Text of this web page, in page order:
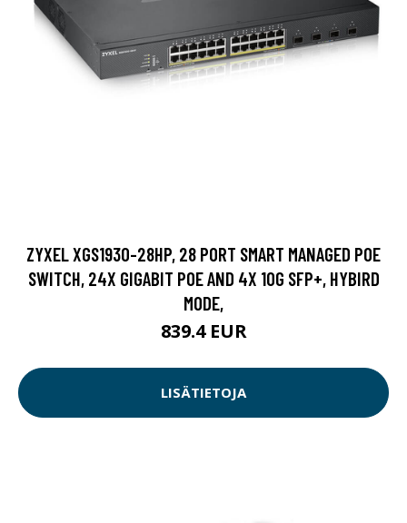
ZYXEL XGS1930-28HP, 28 PORT SMART MANAGED POE
SWITCH, 24X GIGABIT POE AND 4X 10G SFP+, HYBIRD
MODE,
839.4 EUR
LISÄTIETOJA